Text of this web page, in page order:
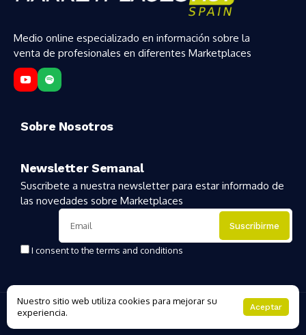
Medio online especializado en información sobre la
venta de profesionales en diferentes Marketplaces
Sobre Nosotros
Newsletter Semanal
Suscribete a nuestra newsletter para estar informado de
las novedades sobre Marketplaces
I consent to the terms and conditions
Copyright 2025 | MarketplacesHoy
Nuestro sitio web utiliza cookies para mejorar su
experiencia.
Aceptar